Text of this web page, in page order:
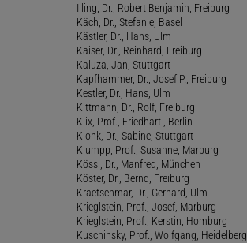
Illing, Dr., Robert Benjamin, Freiburg
Käch, Dr., Stefanie, Basel
Kästler, Dr., Hans, Ulm
Kaiser, Dr., Reinhard, Freiburg
Kaluza, Jan, Stuttgart
Kapfhammer, Dr., Josef P., Freiburg
Kestler, Dr., Hans, Ulm
Kittmann, Dr., Rolf, Freiburg
Klix, Prof., Friedhart , Berlin
Klonk, Dr., Sabine, Stuttgart
Klumpp, Prof., Susanne, Marburg
Kössl, Dr., Manfred, München
Köster, Dr., Bernd, Freiburg
Kraetschmar, Dr., Gerhard, Ulm
Krieglstein, Prof., Josef, Marburg
Krieglstein, Prof., Kerstin, Homburg
Kuschinsky, Prof., Wolfgang, Heidelberg